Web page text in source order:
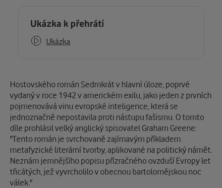
Ukázka k přehrátí
Ukázka
Popis
Hostovského román Sedmkrát v hlavní úloze, poprvé
vydaný v roce 1942 v americkém exilu, jako jeden z prvních
pojmenovává vinu evropské inteligence, která se
jednoznačně nepostavila proti nástupu fašismu. O tomto
díle prohlásil velký anglický spisovatel Graham Greene:
"Tento román je svrchovaně zajímavým příkladem
metafyzické literární tvorby, aplikované na politický námět.
Neznám jemnějšího popisu přízračného ovzduší Evropy let
třicátých, jež vyvrcholilo v obecnou bartolomějskou noc
válek."